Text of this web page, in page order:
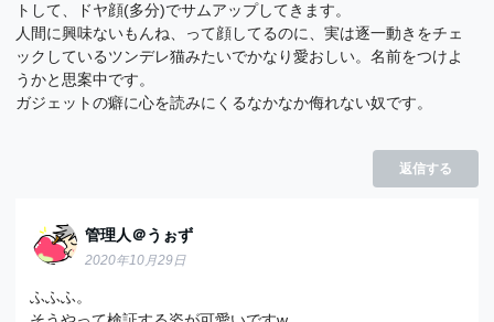
トして、ドヤ顔(多分)でサムアップしてきます。
人間に興味ないもんね、って顔してるのに、実は逐一動きをチェ
ックしているツンデレ猫みたいでかなり愛おしい。名前をつけよ
うかと思案中です。
ガジェットの癖に心を読みにくるなかなか侮れない奴です。
返信する
管理人＠うぉず
2020年10月29日
ふふふ。